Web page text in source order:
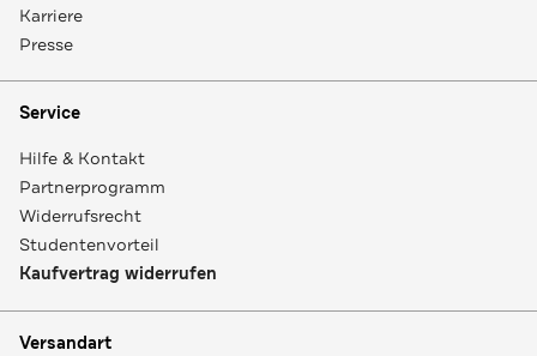
Karriere
Presse
Service
Hilfe & Kontakt
Partnerprogramm
Widerrufsrecht
Studentenvorteil
Kaufvertrag widerrufen
Versandart